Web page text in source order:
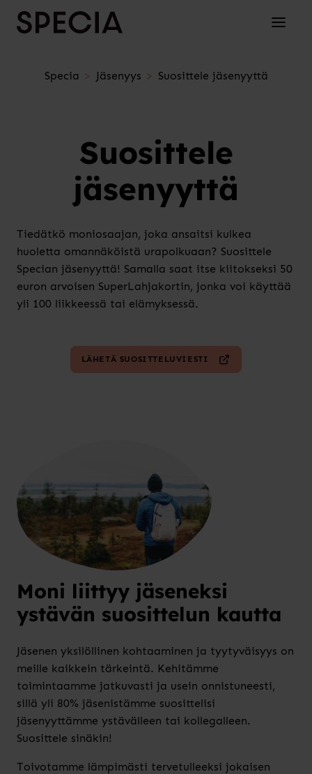
Siirry sisältöön Avaa/
Specia Jäsenyys Suosittele jäsenyyttä
Suosittele
jäsenyyttä
Tiedätkö moniosaajan, joka ansaitsi kulkea
huoletta omannäköistä urapolkuaan? Suosittele
Specian jäsenyyttä! Samalla saat itse kiitokseksi 50
euron arvoisen SuperLahjakortin, jonka voi käyttää
yli 100 liikkeessä tai elämyksessä.
LÄHETÄ SUOSITTELUVIESTI
Moni liittyy jäseneksi
ystävän suosittelun kautta
Jäsenen yksilöllinen kohtaaminen ja tyytyväisyys on
meille kaikkein tärkeintä. Kehitämme
toimintaamme jatkuvasti ja usein onnistuneesti,
sillä yli 80% jäsenistämme suosittelisi
jäsenyyttämme ystävälleen tai kollegalleen.
Suosittele sinäkin!
Toivotamme lämpimästi tervetulleeksi jokaisen